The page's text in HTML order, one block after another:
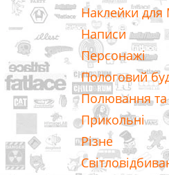
Наклейки для
Написи
Персонажі
Пологовий
Полювання
Прикольні
Різне